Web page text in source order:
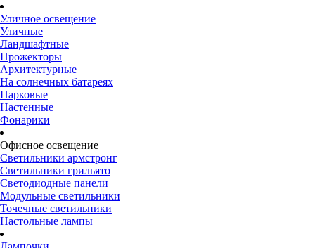
Уличное освещение
Уличные
Ландшафтные
Прожекторы
Архитектурные
На солнечных батареях
Парковые
Настенные
Фонарики
Офисное освещение
Светильники армстронг
Светильники грильято
Светодиодные панели
Модульные светильники
Точечные светильники
Настольные лампы